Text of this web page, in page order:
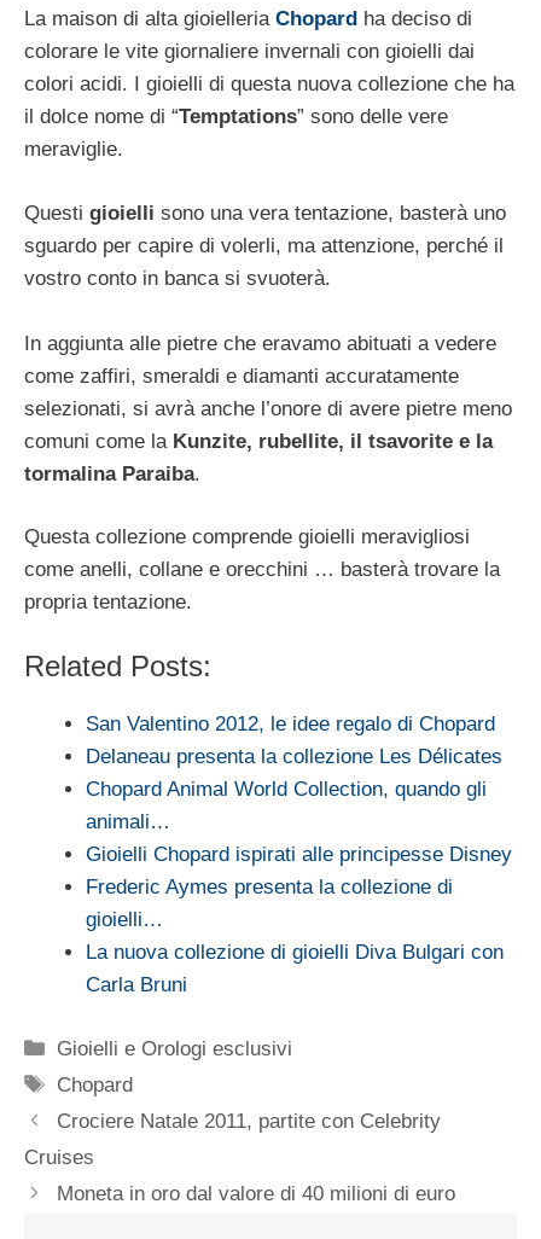
La maison di alta gioielleria Chopard ha deciso di
colorare le vite giornaliere invernali con gioielli dai
colori acidi. I gioielli di questa nuova collezione che ha
il dolce nome di “Temptations” sono delle vere
meraviglie.
Questi gioielli sono una vera tentazione, basterà uno
sguardo per capire di volerli, ma attenzione, perché il
vostro conto in banca si svuoterà.
In aggiunta alle pietre che eravamo abituati a vedere
come zaffiri, smeraldi e diamanti accuratamente
selezionati, si avrà anche l’onore di avere pietre meno
comuni come la Kunzite, rubellite, il tsavorite e la
tormalina Paraiba.
Questa collezione comprende gioielli meravigliosi
come anelli, collane e orecchini … basterà trovare la
propria tentazione.
Related Posts:
San Valentino 2012, le idee regalo di Chopard
Delaneau presenta la collezione Les Délicates
Chopard Animal World Collection, quando gli
animali…
Gioielli Chopard ispirati alle principesse Disney
Frederic Aymes presenta la collezione di
gioielli…
La nuova collezione di gioielli Diva Bulgari con
Carla Bruni
Categorie
Gioielli e Orologi esclusivi
Tag
Chopard
Crociere Natale 2011, partite con Celebrity
Cruises
Moneta in oro dal valore di 40 milioni di euro